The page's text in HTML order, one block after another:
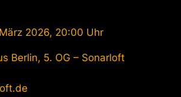
2026, 20:00 Uhr
Berlin, 5. OG – Sonarloft